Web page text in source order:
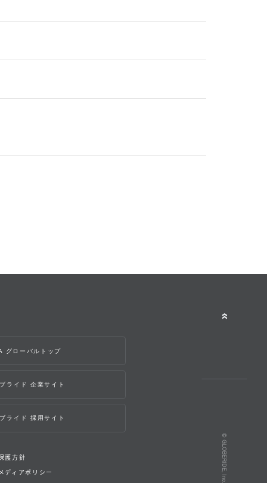
護方針
ディアポリシー
グローバルトップ
ライド 企業サイト
ライド 採用サイト